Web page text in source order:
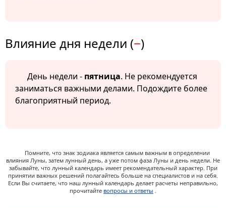
Влияние дня недели (−)
День недели - пятница. Не рекомендуется
заниматься важными делами. Подождите более
благоприятный период.
Помните, что знак зодиака является самым важным в определении
влияния Луны, затем лунный день, а уже потом фаза Луны и день недели. Не
забывайте, что лунный календарь имеет рекомендательный характер. При
принятии важных решений полагайтесь больше на специалистов и на себя.
Если Вы считаете, что наш лунный календарь делает расчеты неправильно,
прочитайте вопросы и ответы .